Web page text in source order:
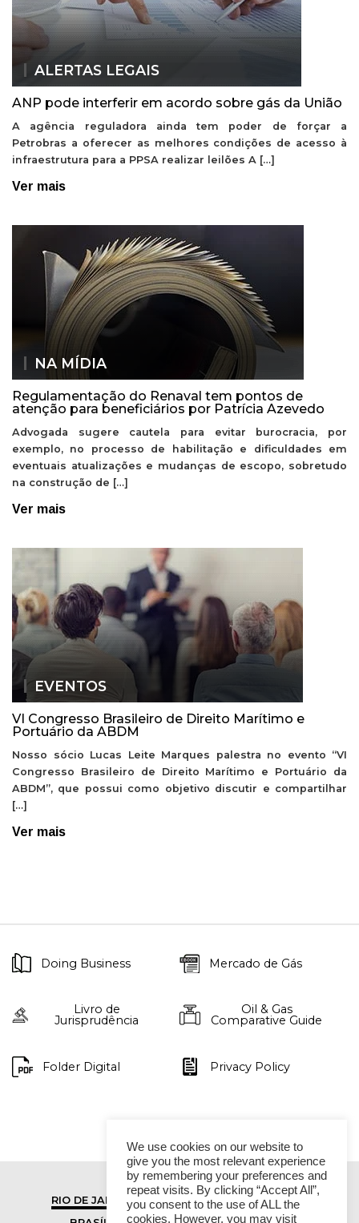
ALERTAS LEGAIS
ANP pode interferir em acordo sobre gás da União
A agência reguladora ainda tem poder de forçar a
Petrobras a oferecer as melhores condições de acesso à
infraestrutura para a PPSA realizar leilões A […]
Ver mais
NA MÍDIA
Regulamentação do Renaval tem pontos de
atenção para beneficiários por Patrícia Azevedo
Advogada sugere cautela para evitar burocracia, por
exemplo, no processo de habilitação e dificuldades em
eventuais atualizações e mudanças de escopo, sobretudo
na construção de […]
Ver mais
EVENTOS
VI Congresso Brasileiro de Direito Marítimo e
Portuário da ABDM
Nosso sócio Lucas Leite Marques palestra no evento “VI
Congresso Brasileiro de Direito Marítimo e Portuário da
ABDM”, que possui como objetivo discutir e compartilhar
[…]
Ver mais
Doing Business Mercado de Gás
Livro de
Jurisprudência
Oil & Gas
Comparative Guide
Folder Digital Privacy Policy
RIO DE JANEIRO
SÃO PAULO
We use cookies on our website to
give you the most relevant experience
by remembering your preferences and
repeat visits. By clicking “Accept All”,
you consent to the use of ALL the
cookies. However, you may visit